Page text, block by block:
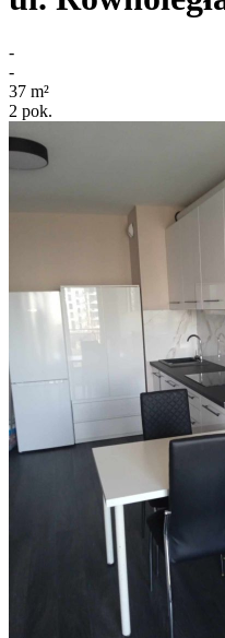
-
-
37 m²
2 pok.